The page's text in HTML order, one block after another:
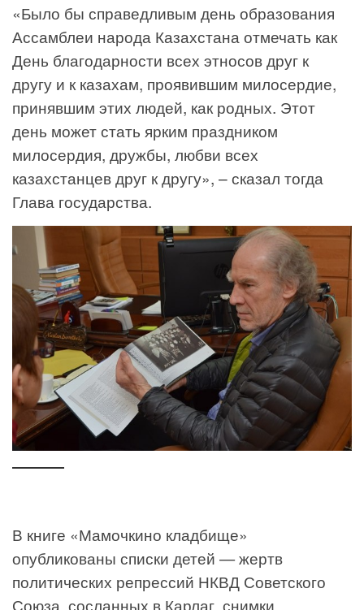
«Было бы справедливым день образования
Ассамблеи народа Казахстана отмечать как
День благодарности всех этносов друг к
другу и к казахам, проявившим милосердие,
принявшим этих людей, как родных. Этот
день может стать ярким праздником
милосердия, дружбы, любви всех
казахстанцев друг к другу», – сказал тогда
Глава государства.
В книге «Мамочкино кладбище»
опубликованы списки детей — жертв
политических репрессий НКВД Советского
Союза, сосланных в Карлаг, снимки